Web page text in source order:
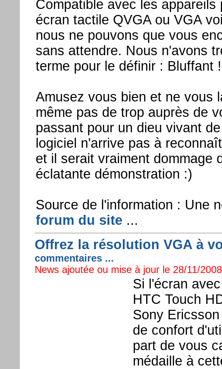
Compatible avec les appareils
écran tactile QVGA ou VGA
nous ne pouvons que vous
sans attendre. Nous n'avons
terme pour le définir : Bluffant !
Amusez vous bien et ne vous
même pas de trop auprès de
passant pour un dieu vivant
logiciel n'arrive pas à
et il serait vraiment dommage
éclatante démonstration :)
Source de l'information : Une
forum du site ...
Offrez la résolution VGA à
commentaires ...
News ajoutée ou mise à jour le 28/11/
Si l'écran
HTC Touch
Sony
de confort
part de vous
médaille à